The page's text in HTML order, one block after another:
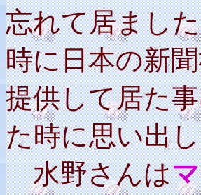
忘れて居まし
時に日本の新
提供して居た
た時に思い出
水野さんは